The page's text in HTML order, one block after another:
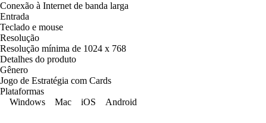
Conexão à Internet de banda larga
Entrada
Teclado e mouse
Resolução
Resolução mínima de 1024 x 768
Detalhes do produto
Gênero
Jogo de Estratégia com Cards
Plataformas
Windows
Mac iOS Android